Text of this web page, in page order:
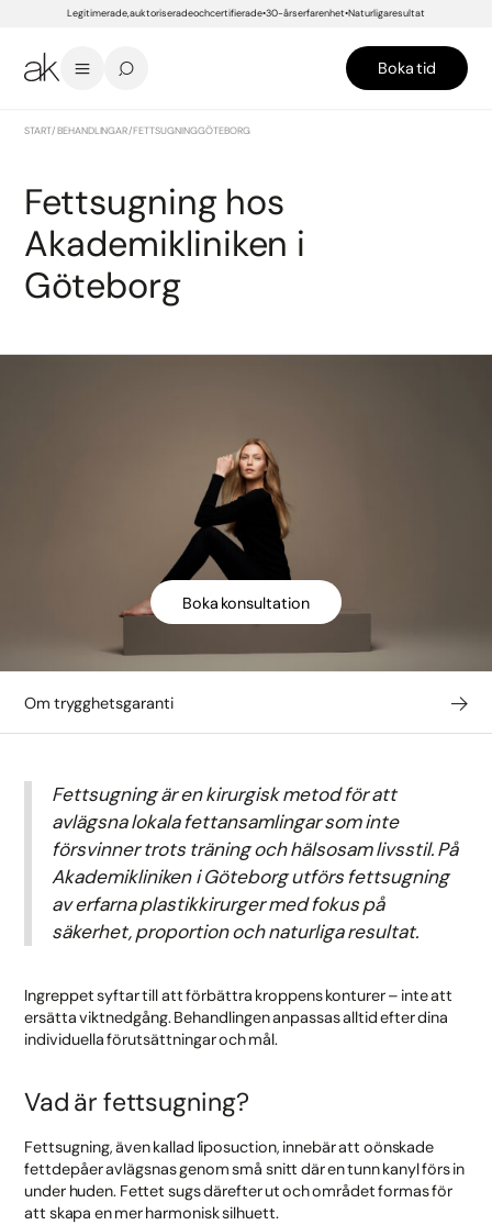
Legitimerade, auktoriserade och certifierade 30-års erfarenhet Naturliga resultat
Boka tid
START/BEHANDLINGAR/FETTSUGNING GÖTEBORG
Fettsugning hos
Akademikliniken i
Göteborg
Boka konsultation
Om trygghetsgaranti
Fettsugning är en kirurgisk metod för att
avlägsna lokala fettansamlingar som inte
försvinner trots träning och hälsosam livsstil. På
Akademikliniken i Göteborg utförs fettsugning
av erfarna plastikkirurger med fokus på
säkerhet, proportion och naturliga resultat.
Ingreppet syftar till att förbättra kroppens konturer – inte att
ersätta viktnedgång. Behandlingen anpassas alltid efter dina
individuella förutsättningar och mål.
Vad är fettsugning?
Fettsugning, även kallad liposuction, innebär att oönskade
fettdepåer avlägsnas genom små snitt där en tunn kanyl förs in
under huden. Fettet sugs därefter ut och området formas för
att skapa en mer harmonisk silhuett.